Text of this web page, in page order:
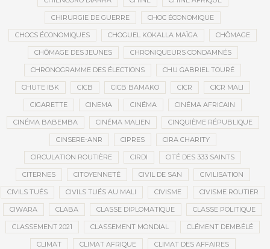
CHIRURGIE DE GUERRE CHOC ÉCONOMIQUE
CHOCS ÉCONOMIQUES CHOGUEL KOKALLA MAÏGA CHÔMAGE
CHÔMAGE DES JEUNES CHRONIQUEURS CONDAMNÉS
CHRONOGRAMME DES ÉLECTIONS CHU GABRIEL TOURÉ
CHUTE IBK CICB CICB BAMAKO CICR CICR MALI
CIGARETTE CINEMA CINÉMA CINÉMA AFRICAIN
CINÉMA BABEMBA CINÉMA MALIEN CINQUIÈME RÉPUBLIQUE
CINSERE-ANR CIPRES CIRA CHARITY
CIRCULATION ROUTIÈRE CIRDI CITÉ DES 333 SAINTS
CITERNES CITOYENNETÉ CIVIL DE SAN CIVILISATION
CIVILS TUÉS CIVILS TUÉS AU MALI CIVISME CIVISME ROUTIER
CIWARA CLABA CLASSE DIPLOMATIQUE CLASSE POLITIQUE
CLASSEMENT 2021 CLASSEMENT MONDIAL CLÉMENT DEMBÉLÉ
CLIMAT CLIMAT AFRIQUE CLIMAT DES AFFAIRES